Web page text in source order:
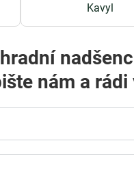
Kavyl
nám a